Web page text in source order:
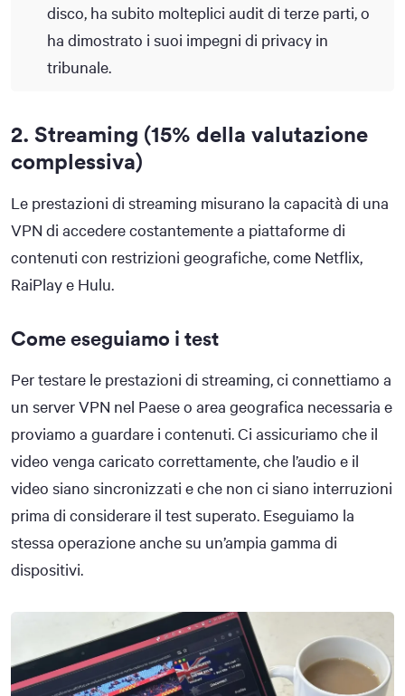
disco, ha subito molteplici audit di terze parti, o
ha dimostrato i suoi impegni di privacy in
tribunale.
2. Streaming (15% della valutazione
complessiva)
Le prestazioni di streaming misurano la capacità di una
VPN di accedere costantemente a piattaforme di
contenuti con restrizioni geografiche, come Netflix,
RaiPlay e Hulu.
Come eseguiamo i test
Per testare le prestazioni di streaming, ci connettiamo a
un server VPN nel Paese o area geografica necessaria e
proviamo a guardare i contenuti. Ci assicuriamo che il
video venga caricato correttamente, che l’audio e il
video siano sincronizzati e che non ci siano interruzioni
prima di considerare il test superato. Eseguiamo la
stessa operazione anche su un’ampia gamma di
dispositivi.